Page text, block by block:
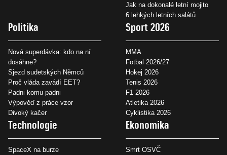
Jak na dokonalé letní mojito
6 lehkých letních salátů
Politika
Nová superdávka: kdo na ní
dosáhne?
Sjezd sudetských Němců
Proč vláda zavádí EET?
Padni komu padni
Výpověď z práce vzor
Divoký kačer
Sport 2026
MMA
Fotbal 2026/27
Hokej 2026
Tenis 2026
F1 2026
Atletika 2026
Cyklistika 2026
Technologie
SpaceX na burze
Ekonomika
Smrt OSVČ